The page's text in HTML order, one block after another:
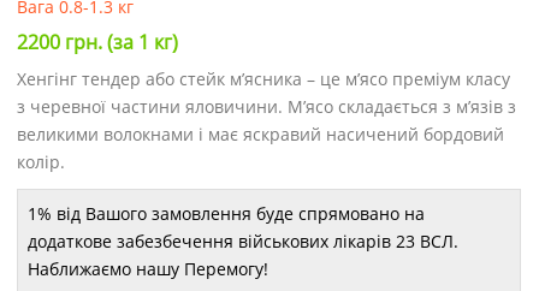
Вага 0.8-1.3 кг
2200 грн.(за 1 кг)
Хенгінг тендер або стейк м’ясника – це м’ясо преміум класу
з черевної частини яловичини. М’ясо складається з м’язів з
великими волокнами і має яскравий насичений бордовий
колір.
1% від Вашого замовлення буде спрямовано на
додаткове забезбечення військових лікарів 23 ВСЛ.
Наближаємо нашу Перемогу!